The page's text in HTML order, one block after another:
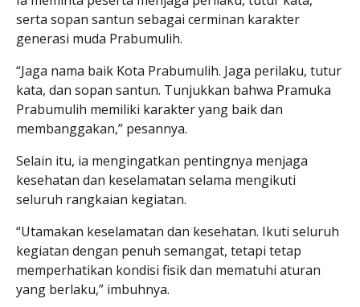
serta sopan santun sebagai cerminan karakter
generasi muda Prabumulih.
“Jaga nama baik Kota Prabumulih. Jaga perilaku, tutur
kata, dan sopan santun. Tunjukkan bahwa Pramuka
Prabumulih memiliki karakter yang baik dan
membanggakan,” pesannya.
Selain itu, ia mengingatkan pentingnya menjaga
kesehatan dan keselamatan selama mengikuti
seluruh rangkaian kegiatan.
“Utamakan keselamatan dan kesehatan. Ikuti seluruh
kegiatan dengan penuh semangat, tetapi tetap
memperhatikan kondisi fisik dan mematuhi aturan
yang berlaku,” imbuhnya.